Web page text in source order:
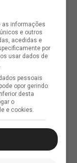
as informações
e outros
acedidas e
por
usar dados de
pessoais
opor gerindo
desta
o
e cookies.